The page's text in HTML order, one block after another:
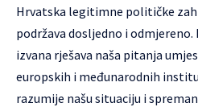
Hrvatska legitimne političke
podržava dosljedno i
izvana rješava naša pitanja
europskih i međunarodnih
razumije našu situaciju i